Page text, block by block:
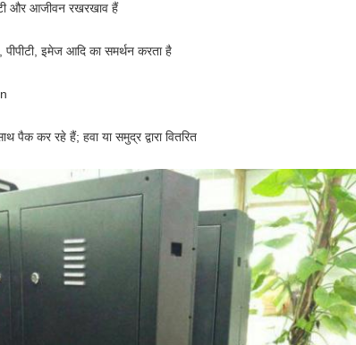
और आजीवन रखरखाव हैं
इमेज आदि का समर्थन करता है
पैक कर रहे हैं; हवा या समुद्र द्वारा वितरित